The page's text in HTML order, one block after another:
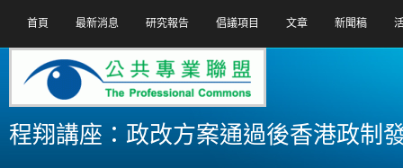
首頁 最新消息 研究報告 倡議項目 文章 新聞稿
程翔講座：政改方案通過後香港政制